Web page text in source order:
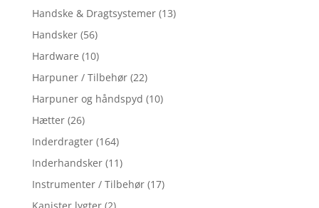
Handske & Dragtsystemer (13)
Handsker (56)
Hardware (10)
Harpuner / Tilbehør (22)
Harpuner og håndspyd (10)
Hætter (26)
Inderdragter (164)
Inderhandsker (11)
Instrumenter / Tilbehør (17)